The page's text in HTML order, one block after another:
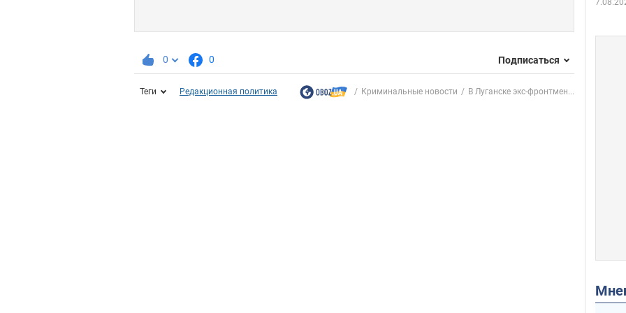
0 0 Подписаться
Теги Редакционная политика Криминальные новости В Луганске экс-фронтмен...